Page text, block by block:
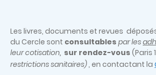
Les livres, documents et revues
du Cercle sont consultables par les
leur cotisation, sur rendez-vous (Paris
restrictions sanitaires), en contactant la